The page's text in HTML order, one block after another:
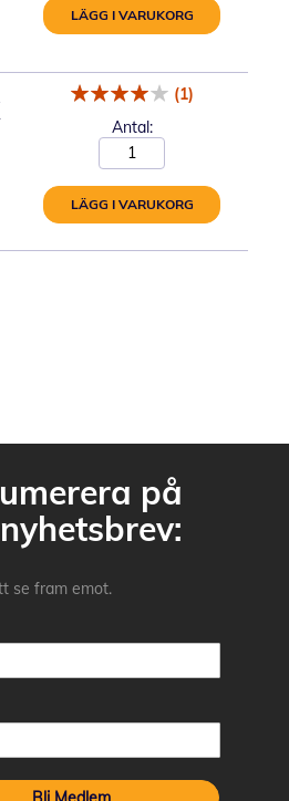
LÄGG I VARUKORG
(1)
Antal:
LÄGG I VARUKORG
på
se fram emot.